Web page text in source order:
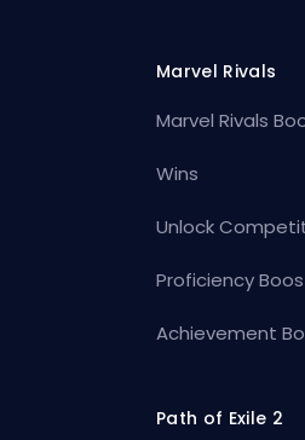
Marvel Rivals
Marvel Rivals
Wins
Unlock
Proficiency
Achievement
Path of Exile 2